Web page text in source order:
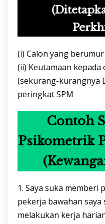
(i) Calon yang
(ii) Keutamaan kepada
(sekurang-kurangnya
peringkat SPM
Contoh
Psikometrik
1. Saya suka memberi
pekerja bawahan saya
melakukan kerja